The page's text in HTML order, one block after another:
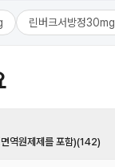
린버크서방정30mg
역원제제를 포함)(142)